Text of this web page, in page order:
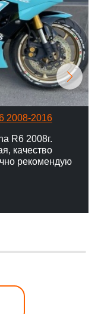
2008-2016
R6 2008г.
качество
рекомендую